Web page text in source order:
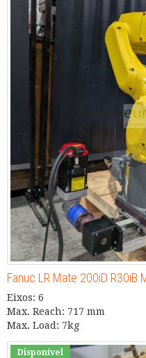
Fanuc LR Mate 200iD R30iB
Eixos: 6
Max. Reach: 717 mm
Max. Load: 7kg
Disponível